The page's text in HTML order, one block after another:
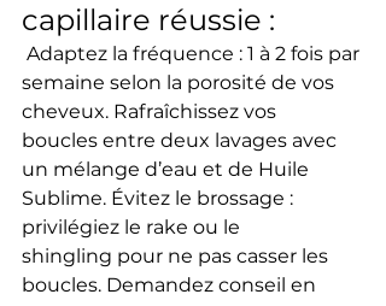
capillaire réussie :
Adaptez la fréquence : 1 à 2 fois par
semaine selon la porosité de vos
cheveux. Rafraîchissez vos
boucles entre deux lavages avec
un mélange d’eau et de Huile
Sublime. Évitez le brossage :
privilégiez le rake ou le
shingling pour ne pas casser les
boucles. Demandez conseil en